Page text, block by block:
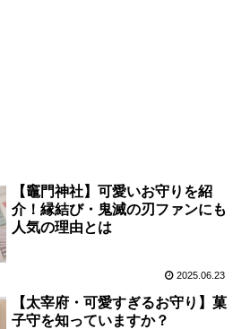
【竈門神社】可愛いお守りを紹
介！縁結び・鬼滅の刃ファンにも
人気の理由とは
2025.06.23
【太宰府・可愛すぎるお守り】菓
子守を知っていますか？